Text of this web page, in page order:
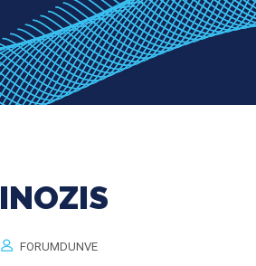
INOZIS
FORUMDUNVE